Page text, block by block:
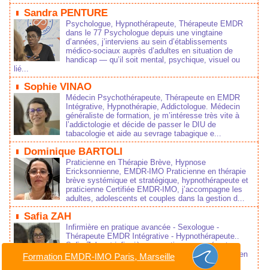
Sandra PENTURE
Psychologue, Hypnothérapeute, Thérapeute EMDR
dans le 77 Psychologue depuis une vingtaine
d’années, j’interviens au sein d’établissements
médico‑sociaux auprès d’adultes en situation de
handicap — qu’il soit mental, psychique, visuel ou
lié...
Sophie VINAO
Médecin Psychothérapeute, Thérapeute en EMDR
Intégrative, Hypnothérapie, Addictologue. Médecin
généraliste de formation, je m’intéresse très vite à
l’addictologie et décide de passer le DIU de
tabacologie et aide au sevrage tabagique e...
Dominique BARTOLI
Praticienne en Thérapie Brève, Hypnose
Ericksonnienne, EMDR-IMO Praticienne en thérapie
brève systémique et stratégique, hypnothérapeute et
praticienne Certifiée EMDR-IMO, j’accompagne les
adultes, adolescents et couples dans la gestion d...
Safia ZAH
Infirmière en pratique avancée - Sexologue -
Thérapeute EMDR Intégrative - Hypnothérapeute..
Safia Zah est infirmière en pratique avancée et
sexologue clinicienne, spécialisée en psychiatrie, en
addictologie et en santé sexuelle. Elle exerc...
Formation EMDR-IMO Paris, Marseille